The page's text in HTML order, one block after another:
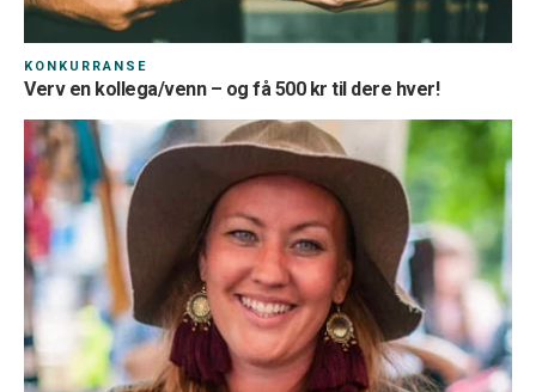
KONKURRANSE
Verv en kollega/venn – og få 500 kr til dere hver!